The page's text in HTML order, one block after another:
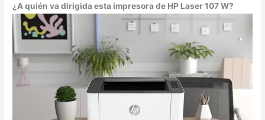
¿A quién va dirigida esta impresora de HP Laser 107 W?